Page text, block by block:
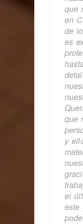
que
en
de
es
que
y
el
este